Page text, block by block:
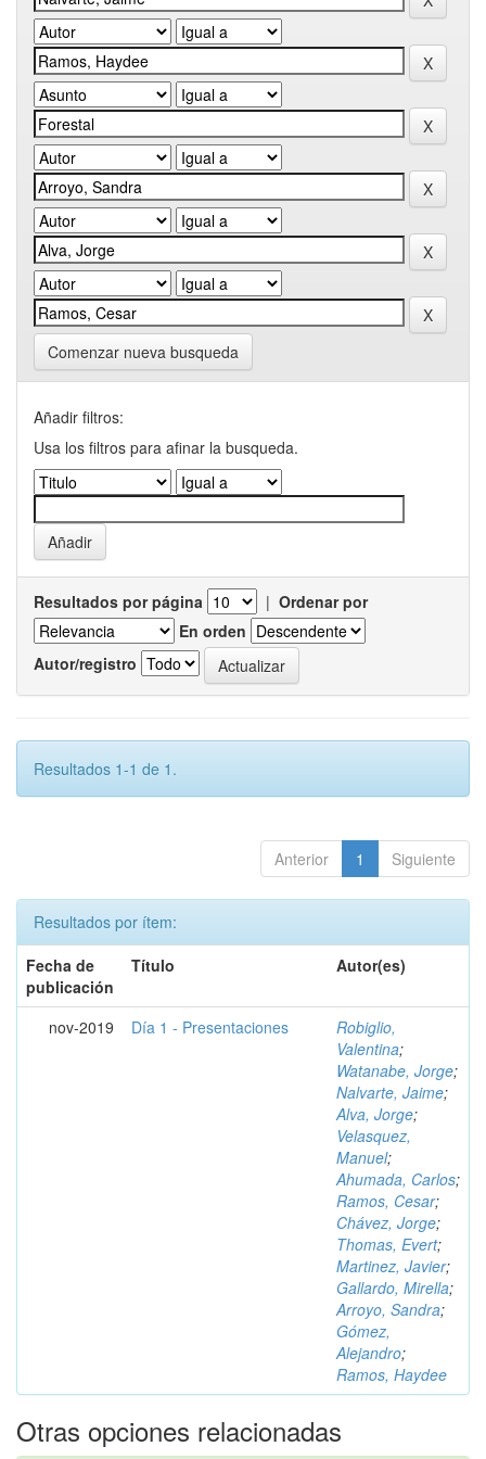
Comenzar nueva busqueda
Añadir filtros:
Usa los filtros para afinar la busqueda.
Resultados por página | Ordenar por
En orden
Autor/registro
Resultados 1-1 de 1.
Anterior 1 Siguiente
Resultados por ítem:
Fecha de
publicación
Título Autor(es)
nov-2019 Día 1 - Presentaciones
Robiglio,
Valentina;
Watanabe, Jorge;
Nalvarte, Jaime;
Alva, Jorge;
Velasquez,
Manuel;
Ahumada, Carlos;
Ramos, Cesar;
Chávez, Jorge;
Thomas, Evert;
Martinez, Javier;
Gallardo, Mirella;
Arroyo, Sandra;
Gómez,
Alejandro;
Ramos, Haydee
Otras opciones relacionadas